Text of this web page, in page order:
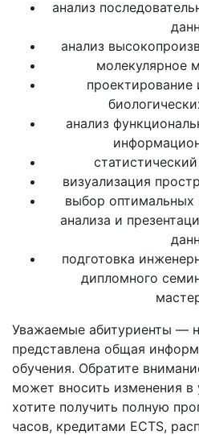
анализ
анализ
молекулярное
проектирование
анализ
визуализация
выбор оптимальных
анализа и
подготовка
дипломного
Уважаемые абитуриенты —
представлена общая
обучения. Обратите
может вносить изменения в
хотите получить полную
часов, кредитами ECTS,